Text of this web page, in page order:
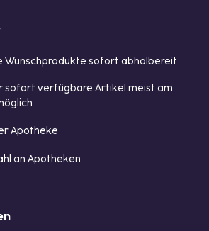
Wunschprodukte sofort abholbereit
sofort verfügbare Artikel meist am
Apotheke
an Apotheken